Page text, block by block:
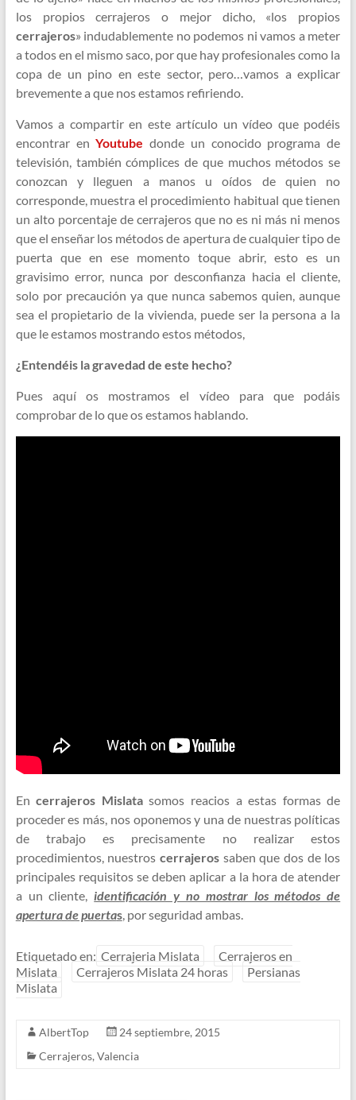
los propios cerrajeros o mejor dicho, «los propios
cerrajeros» indudablemente no podemos ni vamos a meter
a todos en el mismo saco, por que hay profesionales como la
copa de un pino en este sector, pero…vamos a explicar
brevemente a que nos estamos refiriendo.
Vamos a compartir en este artículo un vídeo que podéis
encontrar enYoutube donde un conocido programa de
televisión, también cómplices de que muchos métodos se
conozcan y lleguen a manos u oídos de quien no
corresponde, muestra el procedimiento habitual que tienen
un alto porcentaje de cerrajeros que no es ni más ni menos
que el enseñar los métodos de apertura de cualquier tipo de
puerta que en ese momento toque abrir, esto es un
gravisimo error, nunca por desconfianza hacia el cliente,
solo por precaución ya que nunca sabemos quien, aunque
sea el propietario de la vivienda, puede ser la persona a la
que le estamos mostrando estos métodos,
¿Entendéis la gravedad de este hecho?
Pues aquí os mostramos el vídeo para que podáis
comprobar de lo que os estamos hablando.
Encerrajeros Mislatasomos reacios a estas formas de
proceder es más, nos oponemos y una de nuestras políticas
de trabajo es precisamente no realizar estos
procedimientos, nuestroscerrajeros saben que dos de los
principales requisitos se deben aplicar a la hora de atender
a un cliente,identificación y no mostrar los métodos de
apertura de puertas, por seguridad ambas.
Etiquetado en: Cerrajeria Mislata
Cerrajeros en
Mislata
Cerrajeros Mislata 24 horas
Persianas
Mislata
AlbertTop
24 septiembre, 2015
Cerrajeros,Valencia